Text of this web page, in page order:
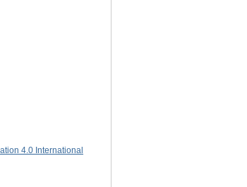
4.0 International